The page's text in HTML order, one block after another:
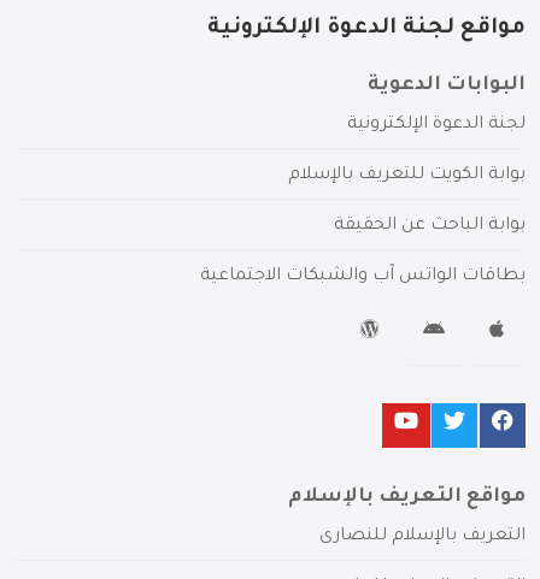
مواقع لجنة الدعوة الإلكترونية
البوابات الدعوية
لجنة الدعوة الإلكترونية
بوابة الكويت للتعريف بالإسلام
بوابة الباحث عن الحقيقة
بطاقات الواتس آب والشبكات الاجتماعية
مواقع التعريف بالإسلام
التعريف بالإسلام للنصارى